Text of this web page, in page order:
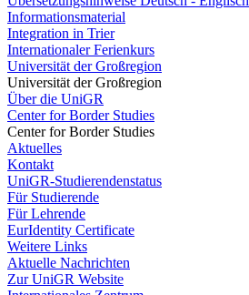
Informationsmaterial
Integration in Trier
Internationaler Ferienkurs
Universität der Großregion
Universität der Großregion
Über die UniGR
Center for Border Studies
Center for Border Studies
Aktuelles
Kontakt
UniGR-Studierendenstatus
Für Studierende
Für Lehrende
EurIdentity Certificate
Weitere Links
Aktuelle Nachrichten
Zur UniGR Website